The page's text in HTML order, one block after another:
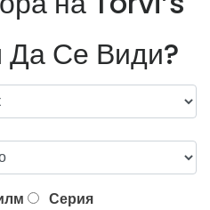
Да Се Види?
Серия